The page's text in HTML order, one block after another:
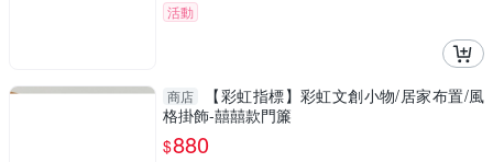
活動
商店
【彩虹指標】彩虹文創小物/居家布置/風
格掛飾-囍囍款門簾
$880